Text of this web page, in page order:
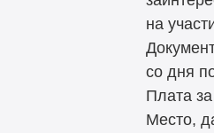
на
со дня
Плата
Место,